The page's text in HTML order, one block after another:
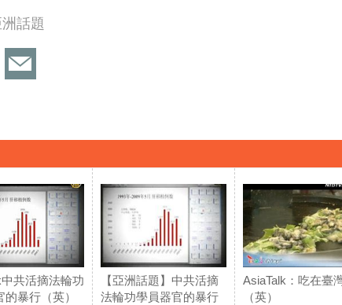
話題
共活摘法輪功
暴行（英）
【亞洲話題】中共活摘
法輪功學員器官的暴行
AsiaTalk：吃在臺
（英）